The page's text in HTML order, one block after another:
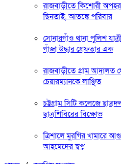
রাজবাড়ীতে কিশোরী
ছিনতাই, আতঙ্কে পরিবার
সোনারগাঁও থানা পুলিশ
গাঁজা উদ্ধার গ্রেফতার এক
রাজবাড়ীতে গ্রাম আদালত
চেয়ারম্যানকে লাঞ্ছিত
চট্টগ্রাম সিটি কলেজে
ছাত্রশিবিরের বিক্ষোভ
ত্রিশালে মুরগির খামারে
আহমেদের স্বপ্ন